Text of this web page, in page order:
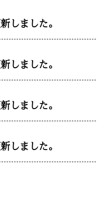
しました。
しました。
しました。
しました。